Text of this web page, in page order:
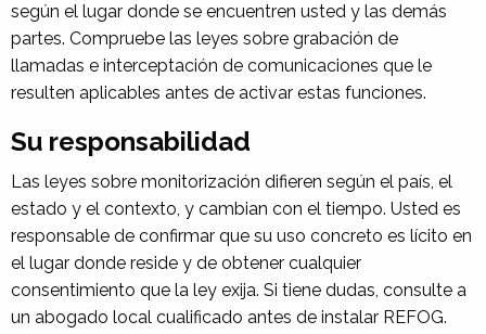
según el lugar donde se encuentren usted y las demás
partes. Compruebe las leyes sobre grabación de
llamadas e interceptación de comunicaciones que le
resulten aplicables antes de activar estas funciones.
Su responsabilidad
Las leyes sobre monitorización difieren según el país, el
estado y el contexto, y cambian con el tiempo. Usted es
responsable de confirmar que su uso concreto es lícito en
el lugar donde reside y de obtener cualquier
consentimiento que la ley exija. Si tiene dudas, consulte a
un abogado local cualificado antes de instalar REFOG.